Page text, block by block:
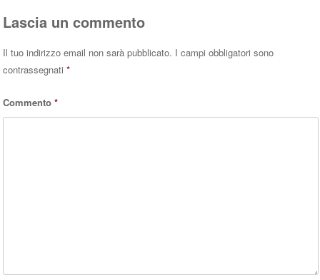
Lascia un commento
Il tuo indirizzo email non sarà pubblicato. I campi obbligatori sono
contrassegnati*
Commento*